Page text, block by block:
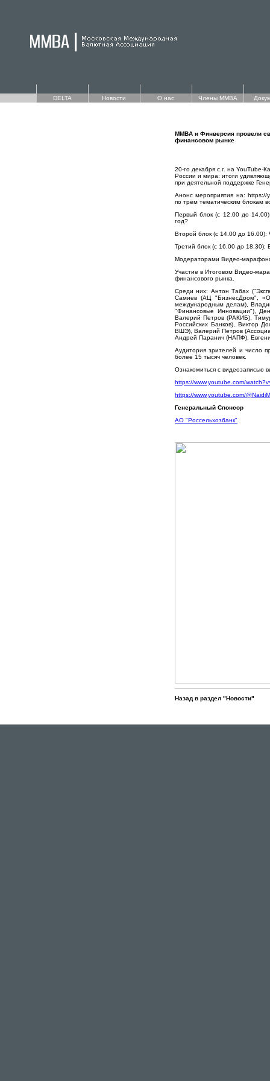
DELTA Новости О нас Члены ММВА
ММВА и Финверсия провели
финансовом рынке
20-го декабря с.г. на
России и мира: итоги
при деятельной поддержке
Анонс мероприятия на: https://
по трём тематическим блокам
Первый блок (с 12.00 до
год?
Второй блок (с 14.00 до 16.00):
Третий блок (с 16.00 до 18.30):
Модераторами Видео-
Участие в Итоговом Видео-
финансового рынка.
Среди них: Антон Табах
Самиев (АЦ "БизнесДром",
международным делам),
"Финансовые Инновации"),
Валерий Петров (РАКИБ),
Российских Банков), Виктор
ВШЭ), Валерий Петров
Андрей Паранич (НАПФ),
Аудитория зрителей и число
более 15 тысяч человек.
Ознакомиться с видеозаписью
https://www.youtube.com/
https://www.youtube.com/
Генеральный Спонсор
АО "Россельхозбанк"
Назад в раздел "Новости"